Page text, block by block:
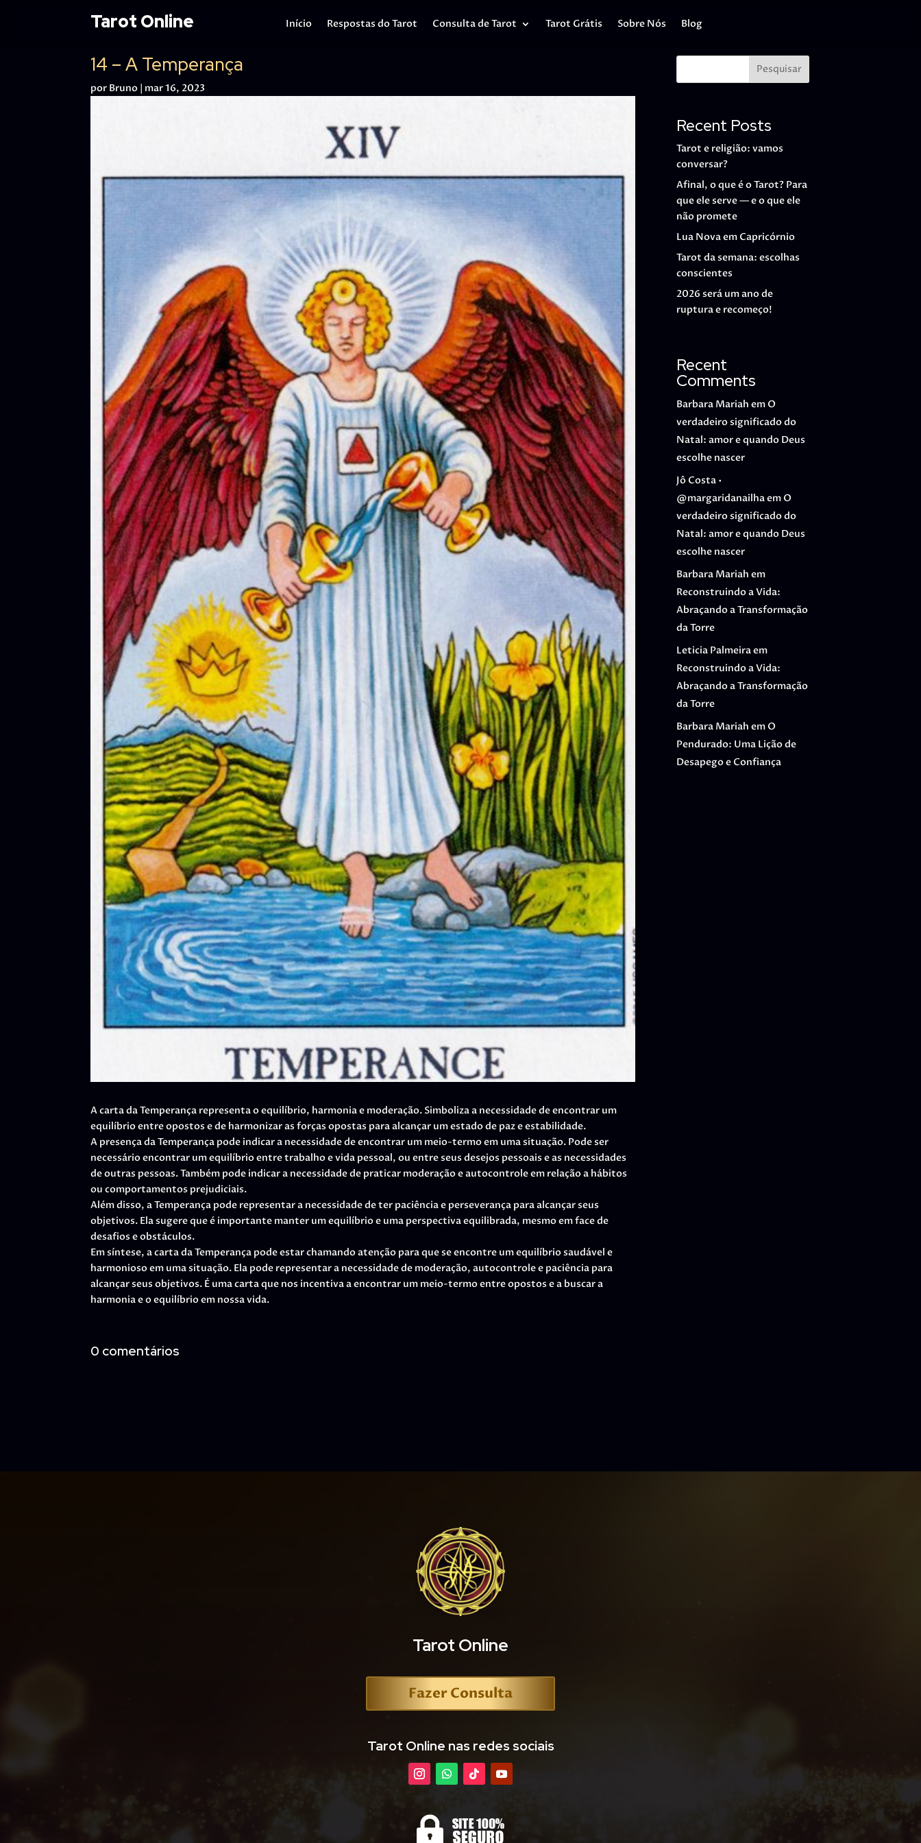
Tarot Online Início Respostas do Tarot Consulta de Tarot Tarot Grátis Sobre Nós Blog
14 – A Temperança
por Bruno | mar 16, 2023
A carta da Temperança representa o equilíbrio, harmonia e moderação. Simboliza a necessidade de encontrar um
equilíbrio entre opostos e de harmonizar as forças opostas para alcançar um estado de paz e estabilidade.
A presença da Temperança pode indicar a necessidade de encontrar um meio-termo em uma situação. Pode ser
necessário encontrar um equilíbrio entre trabalho e vida pessoal, ou entre seus desejos pessoais e as necessidades
de outras pessoas. Também pode indicar a necessidade de praticar moderação e autocontrole em relação a hábitos
ou comportamentos prejudiciais.
Além disso, a Temperança pode representar a necessidade de ter paciência e perseverança para alcançar seus
objetivos. Ela sugere que é importante manter um equilíbrio e uma perspectiva equilibrada, mesmo em face de
desafios e obstáculos.
Em síntese, a carta da Temperança pode estar chamando atenção para que se encontre um equilíbrio saudável e
harmonioso em uma situação. Ela pode representar a necessidade de moderação, autocontrole e paciência para
alcançar seus objetivos. É uma carta que nos incentiva a encontrar um meio-termo entre opostos e a buscar a
harmonia e o equilíbrio em nossa vida.
Pesquisar
Recent Posts
Tarot e religião: vamos
conversar?
Afinal, o que é o Tarot? Para
que ele serve — e o que ele
não promete
Lua Nova em Capricórnio
Tarot da semana: escolhas
conscientes
2026 será um ano de
ruptura e recomeço!
Recent
Comments
Barbara Mariah em O
verdadeiro significado do
Natal: amor e quando Deus
escolhe nascer
Jô Costa •
@margaridanailhaem O
verdadeiro significado do
Natal: amor e quando Deus
escolhe nascer
Barbara Mariah em
Reconstruindo a Vida:
Abraçando a Transformação
da Torre
Leticia Palmeiraem
Reconstruindo a Vida:
Abraçando a Transformação
da Torre
Barbara Mariah em O
Pendurado: Uma Lição de
Desapego e Confiança
0 comentários
Tarot Online
Fazer Consulta
Tarot Online nas redes sociais